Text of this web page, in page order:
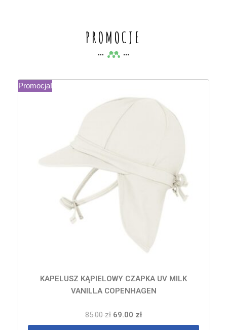
PROMOCJE
Promocja!
KAPELUSZ KĄPIELOWY CZAPKA UV MILK
VANILLA COPENHAGEN
85.00zł 69.00 zł